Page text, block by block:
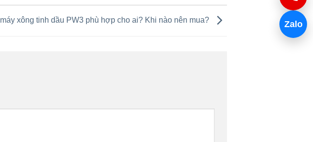
máy xông tinh dầu PW3 phù hợp cho ai? Khi nào nên mua? Zalo